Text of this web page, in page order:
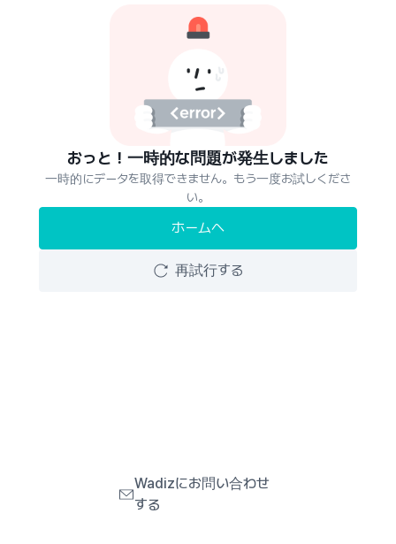
おっと！一時的な問題が発生しました
一時的にデータを取得できません。もう一度お試しくださ
い。
ホームへ
再試行する
Wadizにお問い合わせ
する